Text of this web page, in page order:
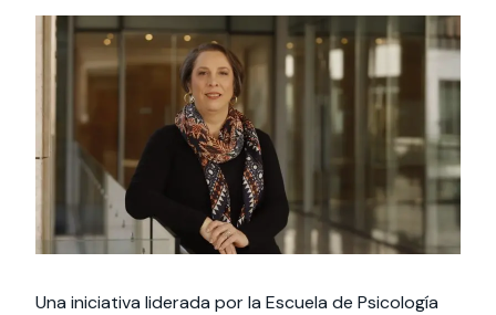
cursos
Especialidades y
interesar:
International
students
Facultades
vinculación con la
sociedad
Extensión Cultural
Te puede interesar:Filantropía y Donaciones
intercambio
Servicios y apoyos
Te puede
interesar:
Explora el campus
Uandes
Noticias
estudiantiles
Una iniciativa liderada por la Escuela de Psicología